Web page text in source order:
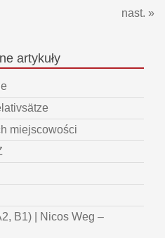
nast. »
artykuły
miejscowości
B1) | Nicos Weg –